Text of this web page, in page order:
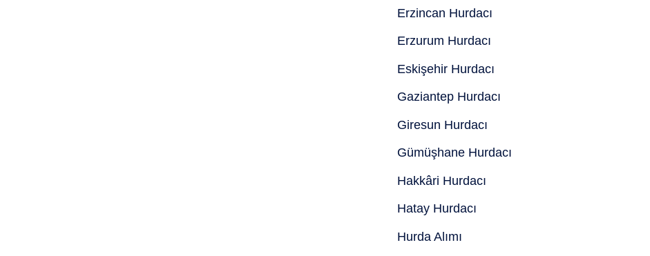
Erzincan Hurdacı
Erzurum Hurdacı
Eskişehir Hurdacı
Gaziantep Hurdacı
Giresun Hurdacı
Gümüşhane Hurdacı
Hakkâri Hurdacı
Hatay Hurdacı
Hurda Alımı